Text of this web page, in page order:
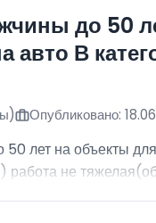
до 50
авто В
Опубликовано:
лет на объекты
не